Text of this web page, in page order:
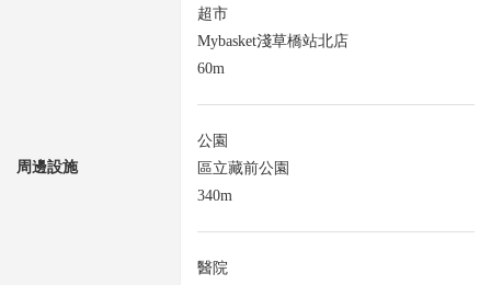
周邊設施
超市
Mybasket淺草橋站北店
60m
公園
區立藏前公園
340m
醫院